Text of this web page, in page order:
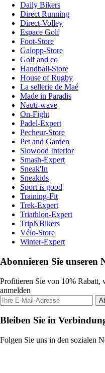
Daily Bikers
Direct Running
Direct-Volley
Espace Golf
Foot-Store
Galopp-Store
Golf and co
Handball-Store
House of Rugby
La sellerie de Maé
Made in Paradis
Nauti-wave
On-Fight
Padel-Expert
Pecheur-Store
Pet and Garden
Slowood Interior
Smash-Expert
Sneak'In
Sneakids
Sport is good
Training-Fit
Trek-Expert
Triathlon-Expert
TripNBikers
Vélo-Store
Winter-Expert
Abonnieren Sie unseren
Profitieren Sie von 10% Rabatt,
anmelden
Bleiben Sie in
Folgen Sie uns in den sozialen